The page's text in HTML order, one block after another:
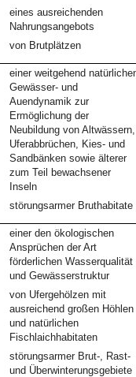
eines ausreichenden
Nahrungsangebots
von Brutplätzen
einer weitgehend
Gewässer- und
Auendynamik zur
Ermöglichung der
Neubildung von Altwässern,
Uferabbrüchen, Kies- und
Sandbänken sowie älterer
zum Teil bewachsener
Inseln
störungsarmer Bruthabitate
einer den ökologischen
Ansprüchen der Art
förderlichen Wasserqualität
und Gewässerstruktur
von Ufergehölzen mit
ausreichend großen Höhlen
und natürlichen
Fischlaichhabitaten
störungsarmer Brut-, Rast-
und Überwinterungsgebiete